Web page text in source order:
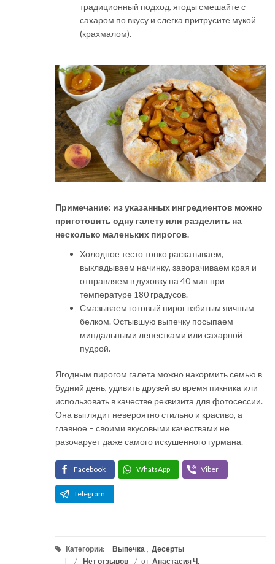
традиционный подход, ягоды смешайте с
сахаром по вкусу и слегка притрусите мукой
(крахмалом).
Примечание: из указанных ингредиентов можно
приготовить одну галету или разделить на
несколько маленьких пирогов.
Холодное тесто тонко раскатываем,
выкладываем начинку, заворачиваем края и
отправляем в духовку на 40 мин при
температуре 180 градусов.
Смазываем готовый пирог взбитым яичным
белком. Остывшую выпечку посыпаем
миндальными лепестками или сахарной
пудрой.
Ягодным пирогом галета можно накормить семью в
будний день, удивить друзей во время пикника или
использовать в качестве реквизита для фотосессии.
Она выглядит невероятно стильно и красиво, а
главное – своими вкусовыми качествами не
разочарует даже самого искушенного гурмана.
Facebook WhatsApp Viber
Telegram
Категории: Выпечка , Десерты
/
Нет отзывов / от Анастасия Ч.